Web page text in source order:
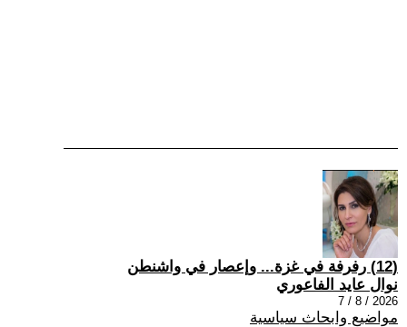
(12) رفرفة في غزة... وإعصار في واشنطن
نوال عايد الفاعوري
2026 / 8 / 7
مواضيع وابحاث سياسية